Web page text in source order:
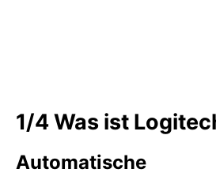
1/4Was ist
Automatische